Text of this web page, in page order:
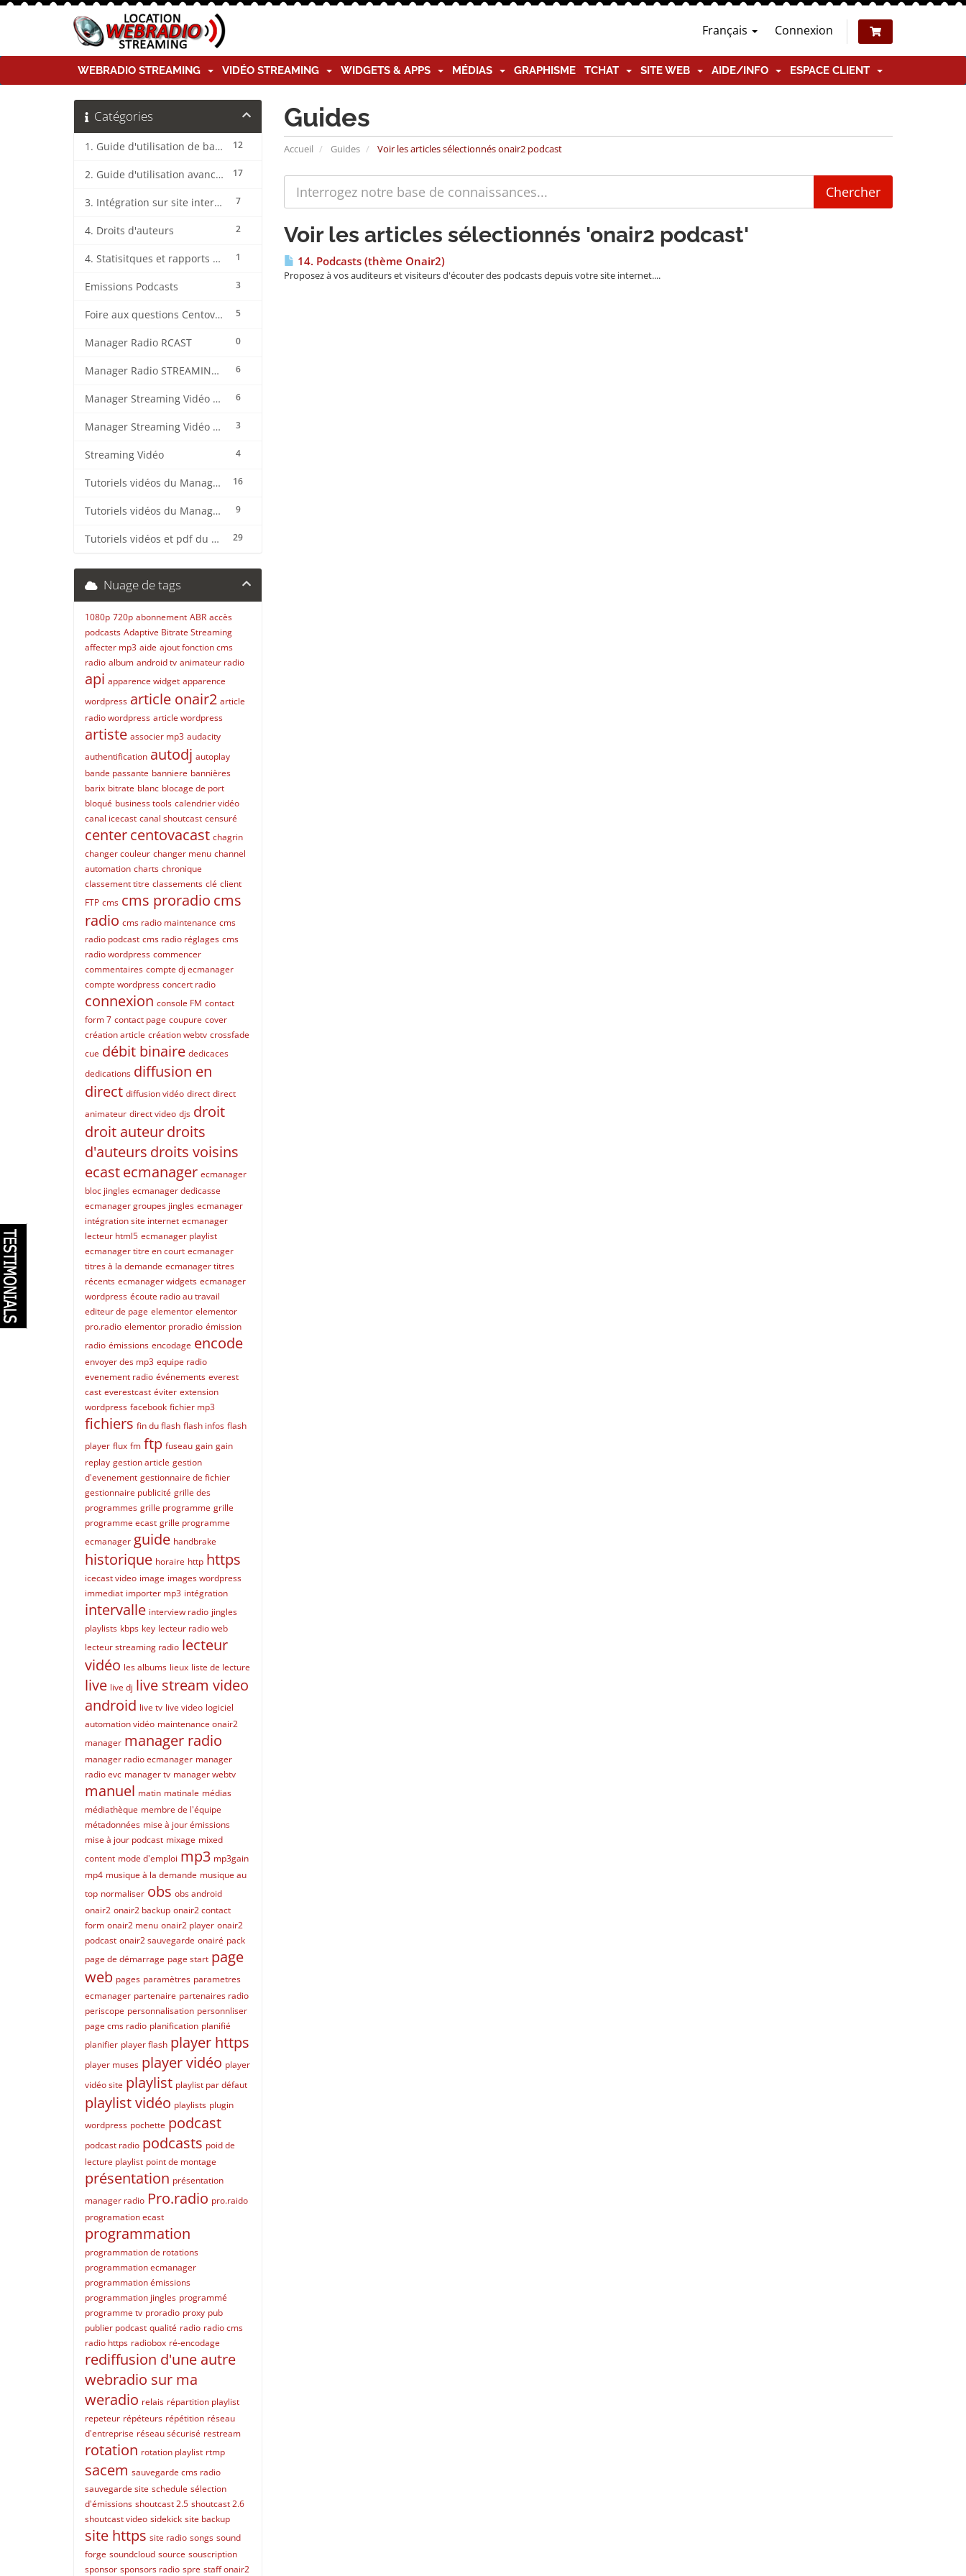
Français Connexion
WEBRADIO STREAMING VIDÉO STREAMING WIDGETS & APPS MÉDIAS GRAPHISME TCHAT SITE WEB AIDE/INFO ESPACE CLIENT
Guides
Accueil Guides Voir les articles sélectionnés onair2 podcast
Catégories
12
1. Guide d'utilisation de base CentovaCast
17
2. Guide d'utilisation avancée CentovaCast
7
3. Intégration sur site internet CentovaCast
2
4. Droits d'auteurs
1
4. Statisitques et rapports CentovaCast
3
Emissions Podcasts
5
Foire aux questions CentovaCast
0
Manager Radio RCAST
6
Manager Radio STREAMING CENTER
6
Manager Streaming Vidéo TVMCP
3
Manager Streaming Vidéo VDO
4
Streaming Vidéo
16
Tutoriels vidéos du Manager Radio CentovaCast
9
Tutoriels vidéos du Manager Radio STREAMING CENTER
29
Tutoriels vidéos et pdf du CMS Radio Wordpress + OnAir2/Pro.Radio
Voir les articles sélectionnés 'onair2 podcast'
14. Podcasts (thème Onair2)
Proposez à vos auditeurs et visiteurs d'écouter des podcasts depuis votre site internet....
Nuage de tags
1080p 720p abonnement ABR accès
podcasts Adaptive Bitrate Streaming
affecter mp3 aide ajout fonction cms
radio album android tv animateur radio
api apparence widget apparence
wordpress article onair2 article
radio wordpress article wordpress
artiste associer mp3 audacity
authentification autodj autoplay
bande passante banniere bannières
barix bitrate blanc blocage de port
bloqué business tools calendrier vidéo
canal icecast canal shoutcast censuré
centercentovacast chagrin
changer couleur changer menu channel
automation charts chronique
classement titre classements clé client
FTP cms cms proradio cms
radio cms radio maintenance cms
radio podcast cms radio réglages cms
radio wordpress commencer
commentaires compte dj ecmanager
compte wordpress concert radio
connexion console FM contact
form 7 contact page coupure cover
création article création webtv crossfade
cue débit binaire dedicaces
dedications diffusion en
direct diffusion vidéo direct direct
animateur direct video djs droit
droit auteurdroits
d'auteurs droits voisins
ecastecmanager ecmanager
bloc jingles ecmanager dedicasse
ecmanager groupes jingles ecmanager
intégration site internet ecmanager
lecteur html5 ecmanager playlist
ecmanager titre en court ecmanager
titres à la demande ecmanager titres
récents ecmanager widgets ecmanager
wordpress écoute radio au travail
editeur de page elementor elementor
pro.radio elementor proradio émission
radio émissions encodage encode
envoyer des mp3 equipe radio
evenement radio événements everest
cast everestcast éviter extension
wordpress facebook fichier mp3
fichiers fin du flash flash infos flash
player flux fm ftp fuseau gain gain
replay gestion article gestion
d'evenement gestionnaire de fichier
gestionnaire publicité grille des
programmes grille programme grille
programme ecast grille programme
ecmanager guide handbrake
historique horaire http https
icecast video image images wordpress
immediat importer mp3 intégration
intervalle interview radio jingles
playlists kbps key lecteur radio web
lecteur streaming radio lecteur
vidéo les albums lieux liste de lecture
live live dj live stream video
android live tv live video logiciel
automation vidéo maintenance onair2
manager manager radio
manager radio ecmanager manager
radio evc manager tv manager webtv
manuel matin matinale médias
médiathèque membre de l'équipe
métadonnées mise à jour émissions
mise à jour podcast mixage mixed
content mode d'emploi mp3 mp3gain
mp4 musique à la demande musique au
top normaliser obs obs android
onair2 onair2 backup onair2 contact
form onair2 menu onair2 player onair2
podcast onair2 sauvegarde onairé pack
page de démarrage page start page
web pages paramètres parametres
ecmanager partenaire partenaires radio
periscope personnalisation personnliser
page cms radio planification planifié
planifier player flash player https
player muses player vidéo player
vidéo site playlist playlist par défaut
playlist vidéo playlists plugin
wordpress pochette podcast
podcast radio podcasts poid de
lecture playlist point de montage
présentation présentation
manager radio Pro.radio pro.raido
programation ecast
programmation
programmation de rotations
programmation ecmanager
programmation émissions
programmation jingles programmé
programme tv proradio proxy pub
publier podcast qualité radio radio cms
radio https radiobox ré-encodage
rediffusion d'une autre
webradio sur ma
weradio relais répartition playlist
repeteur répéteurs répétition réseau
d'entreprise réseau sécurisé restream
rotation rotation playlist rtmp
sacem sauvegarde cms radio
sauvegarde site schedule sélection
d'émissions shoutcast 2.5 shoutcast 2.6
shoutcast video sidekick site backup
site https site radio songs sound
forge soundcloud source souscription
sponsor sponsors radio spre staff onair2